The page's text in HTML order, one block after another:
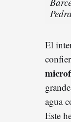
El
agua
Este